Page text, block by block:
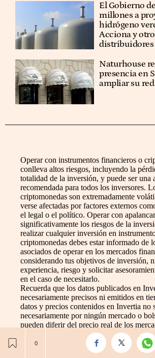
El Gobierno
millones a
hidrógeno
Acciona y
distribuidores
Naturhouse
presencia en
ampliar su
Operar con instrumentos financieros o
conlleva altos riesgos, incluyendo la
totalidad de la inversión, y puede ser una
recomendada para todos los inversores.
criptomonedas son extremadamente
verse afectadas por factores externos
el legal o el político. Operar con
significativamente los riesgos de la
realizar cualquier inversión en
criptomonedas debes estar informado de
asociados de operar en los mercados
considerando tus objetivos de inversión,
experiencia, riesgo y solicitar
en el caso de necesitarlo.
Recuerda que los datos publicados en
necesariamente precisos ni emitidos en
datos y precios contenidos en Invertia no
necesariamente por ningún mercado o
pueden diferir del precio real de los
no son apropiados para tomar decisión de
basados en ellos. Invertia no se
caso de las pérdidas o daños provocadas